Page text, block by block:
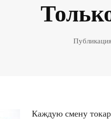
Каждую смену